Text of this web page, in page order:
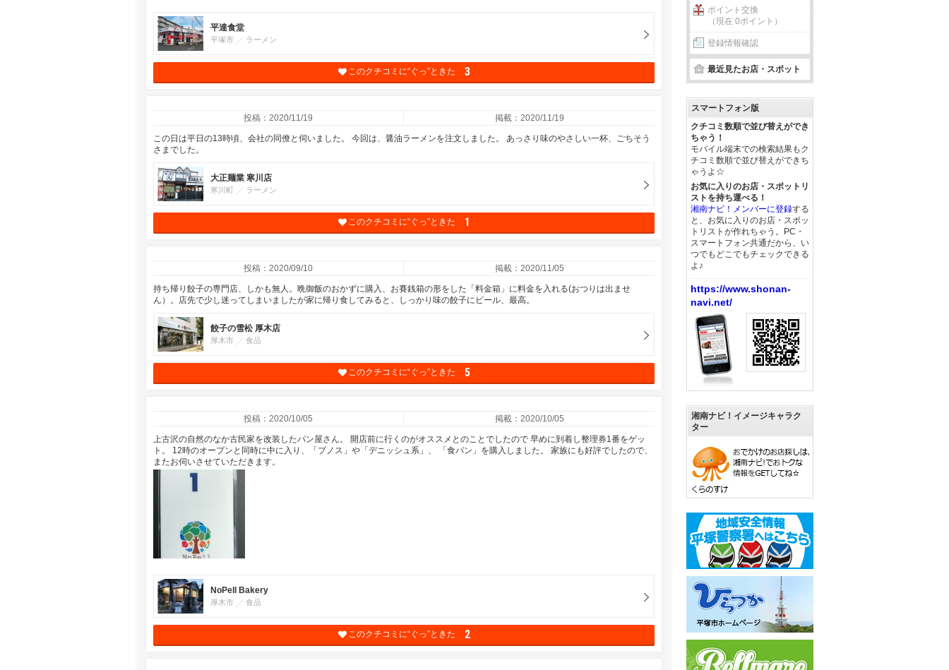
平達食堂
平塚市 ラーメン
このクチコミに“ぐっ”ときた 3
投稿：2020/11/19 掲載：2020/11/19
この日は平日の13時頃、会社の同僚と伺いました。 今回は、醤油ラーメンを注文しました。 あっさり味のやさしい一杯、ごちそう
さまでした。
大正麺業 寒川店
寒川町 ラーメン
このクチコミに“ぐっ”ときた 1
投稿：2020/09/10 掲載：2020/11/05
持ち帰り餃子の専門店、しかも無人。晩御飯のおかずに購入、お賽銭箱の形をした「料金箱」に料金を入れる(おつりは出ませ
ん）。店先で少し迷ってしまいましたが家に帰り食してみると、しっかり味の餃子にビール、最高。
餃子の雪松 厚木店
厚木市 食品
このクチコミに“ぐっ”ときた 5
投稿：2020/10/05 掲載：2020/10/05
上古沢の自然のなか古民家を改装したパン屋さん。 開店前に行くのがオススメとのことでしたので 早めに到着し整理券1番をゲッ
ト。 12時のオープンと同時に中に入り、「プノス」や「デニッシュ系」、 「食パン」を購入しました。 家族にも好評でしたので、
またお伺いさせていただきます。
NoPell Bakery
厚木市 食品
このクチコミに“ぐっ”ときた 2
ポイント交換
（現在 0ポイント）
登録情報確認
最近見たお店・スポット
スマートフォン版
クチコミ数順で並び替えができ
ちゃう！
モバイル端末での検索結果もク
チコミ数順で並び替えができち
ゃうよ☆
お気に入りのお店・スポットリ
ストを持ち運べる！
湘南ナビ！メンバーに登録する
と、お気に入りのお店・スポッ
トリストが作れちゃう。PC・
スマートフォン共通だから、い
つでもどこでもチェックできる
よ♪
https://www.shonan-
navi.net/
湘南ナビ！イメージキャラク
ター